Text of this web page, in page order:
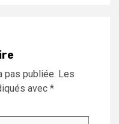
pas publiée. Les
avec *